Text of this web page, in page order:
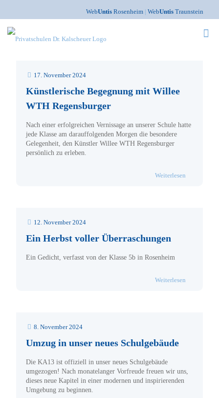
WebUntis Rosenheim | WebUntis Traunstein
17. November 2024
Künstlerische Begegnung mit Willee
WTH Regensburger
Nach einer erfolgreichen Vernissage an unserer Schule hatte
jede Klasse am darauffolgenden Morgen die besondere
Gelegenheit, den Künstler Willee WTH Regensburger
persönlich zu erleben.
Weiterlesen
12. November 2024
Ein Herbst voller Überraschungen
Ein Gedicht, verfasst von der Klasse 5b in Rosenheim
Weiterlesen
8. November 2024
Umzug in unser neues Schulgebäude
Die KA13 ist offiziell in unser neues Schulgebäude
umgezogen! Nach monatelanger Vorfreude freuen wir uns,
dieses neue Kapitel in einer modernen und inspirierenden
Umgebung zu beginnen.